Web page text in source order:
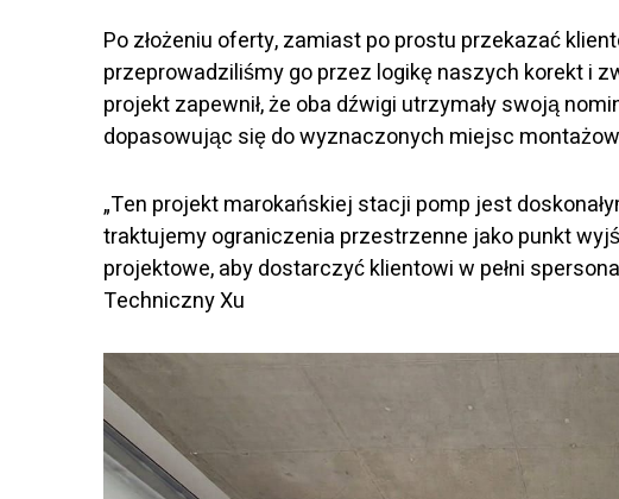
Po złożeniu oferty, zamiast po prostu przekazać
przeprowadziliśmy go przez logikę naszych korekt i
projekt zapewnił, że oba dźwigi utrzymały swoją
dopasowując się do wyznaczonych miejsc
„Ten projekt marokańskiej stacji pomp jest
traktujemy ograniczenia przestrzenne jako punkt
projektowe, aby dostarczyć klientowi w pełni
Techniczny Xu